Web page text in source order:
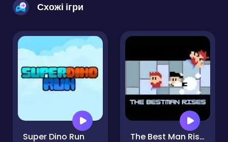
Схожі ігри
Super Dino Run The Best Man Rises